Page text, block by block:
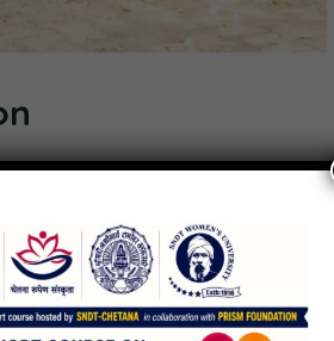
विद्यार्थ्यांनी शिक्षकांच्या मदतीने फलक
प्रत्येक दिवसाची प्रतिकृती तयार